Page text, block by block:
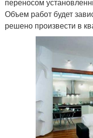
Объем работ будет
решено произвести в